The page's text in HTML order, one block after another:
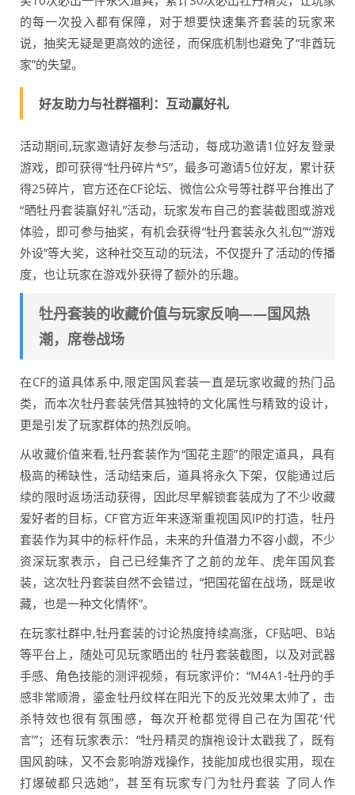
的每一次投入都有保障，对于想要快速集齐套装的玩家来
说，抽奖无疑是更高效的途径，而保底机制也避免了“非酋玩
家”的失望。
好友助力与社群福利：互动赢好礼
活动期间,玩家邀请好友参与活动，每成功邀请1位好友登录
游戏，即可获得“牡丹碎片*5”，最多可邀请5位好友，累计获
得25碎片，官方还在CF论坛、微信公众号等社群平台推出了
“晒牡丹套装赢好礼”活动，玩家发布自己的套装截图或游戏
体验，即可参与抽奖，有机会获得“牡丹套装永久礼包”“游戏
外设”等大奖，这种社交互动的玩法，不仅提升了活动的传播
度，也让玩家在游戏外获得了额外的乐趣。
牡丹套装的收藏价值与玩家反响——国风热
潮，席卷战场
在CF的道具体系中,限定国风套装一直是玩家收藏的热门品
类，而本次牡丹套装凭借其独特的文化属性与精致的设计，
更是引发了玩家群体的热烈反响。
从收藏价值来看,牡丹套装作为“国花主题”的限定道具，具有
极高的稀缺性，活动结束后，道具将永久下架，仅能通过后
续的限时返场活动获得，因此尽早解锁套装成为了不少收藏
爱好者的目标，CF官方近年来逐渐重视国风IP的打造，牡丹
套装作为其中的标杆作品，未来的升值潜力不容小觑，不少
资深玩家表示，自己已经集齐了之前的龙年、虎年国风套
装，这次牡丹套装自然不会错过，“把国花留在战场，既是收
藏，也是一种文化情怀”。
在玩家社群中,牡丹套装的讨论热度持续高涨，CF贴吧、B站
等平台上，随处可见玩家晒出的 牡丹套装截图，以及对武器
手感、角色技能的测评视频，有玩家评价：“M4A1-牡丹的手
感非常顺滑，鎏金牡丹纹样在阳光下的反光效果太帅了，击
杀特效也很有氛围感，每次开枪都觉得自己在为国花‘代
言’”；还有玩家表示：“牡丹精灵的旗袍设计太戳我了，既有
国风韵味，又不会影响游戏操作，技能加成也很实用，现在
打爆破都只选她”，甚至有玩家专门为牡丹套装 了同人作